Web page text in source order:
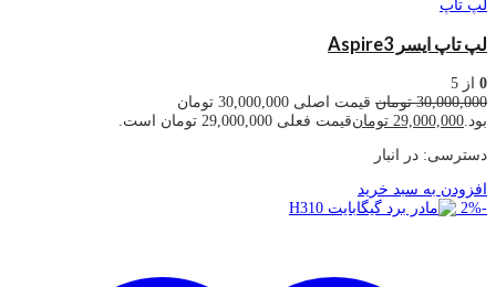
لپ تاپ
لپ تاپ ایسر Aspire3
0 از 5
30,000,000 تومان
قیمت اصلی 30,000,000 تومان
بود.29,000,000 تومانقیمت فعلی 29,000,000 تومان است.
دسترسی: در انبار
افزودن به سبد خرید
-
2%